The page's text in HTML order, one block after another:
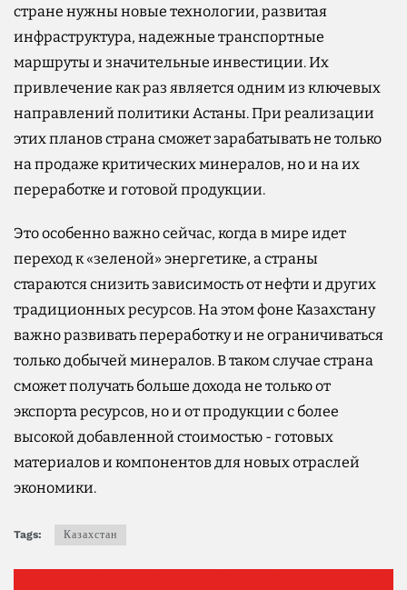
стране нужны новые технологии, развитая
инфраструктура, надежные транспортные
маршруты и значительные инвестиции. Их
привлечение как раз является одним из ключевых
направлений политики Астаны. При реализации
этих планов страна сможет зарабатывать не только
на продаже критических минералов, но и на их
переработке и готовой продукции.
Это особенно важно сейчас, когда в мире идет
переход к «зеленой» энергетике, а страны
стараются снизить зависимость от нефти и других
традиционных ресурсов. На этом фоне Казахстану
важно развивать переработку и не ограничиваться
только добычей минералов. В таком случае страна
сможет получать больше дохода не только от
экспорта ресурсов, но и от продукции с более
высокой добавленной стоимостью - готовых
материалов и компонентов для новых отраслей
экономики.
Tags: Казахстан